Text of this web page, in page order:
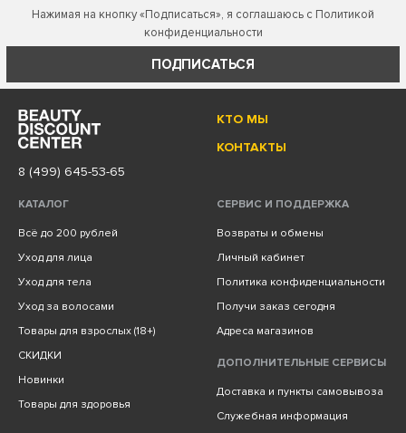
Нажимая на кнопку «Подписаться», я соглашаюсь с Политикой
конфиденциальности
ПОДПИСАТЬСЯ
КТО МЫ
КОНТАКТЫ
8 (499) 645-53-65
КАТАЛОГ
Всё до 200 рублей
Уход для лица
Уход для тела
Уход за волосами
Товары для взрослых (18+)
СКИДКИ
Новинки
Товары для здоровья
СЕРВИС И ПОДДЕРЖКА
Возвраты и обмены
Личный кабинет
Политика конфиденциальности
Получи заказ сегодня
Адреса магазинов
ДОПОЛНИТЕЛЬНЫЕ СЕРВИСЫ
Доставка и пункты самовывоза
Служебная информация